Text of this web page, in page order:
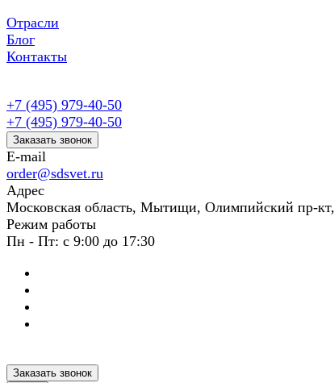
Отрасли
Блог
Контакты
+7 (495) 979-40-50
+7 (495) 979-40-50
Заказать звонок
E-mail
order@sdsvet.ru
Адрес
Московская область, Мытищи, Олимпийский пр-
Режим работы
Пн - Пт: с 9:00 до 17:30
Заказать звонок